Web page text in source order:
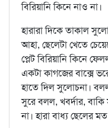
বিরিয়ানি কিনে নাও না।
হারারা দিকে তাকাল
আহা, ছেলেটা খেতে
প্লেট বিরিয়ানি কিনে
একটা কাগজের বাক্সে
হাতে দিল সুলোচনা।
সুরে বলল, খবর্দার,
না। হারা বাধ্য ছেলের